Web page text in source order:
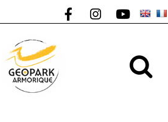
Lien vers le compte
Lien vers le
Lien vers